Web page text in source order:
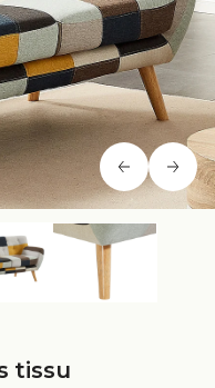
tissu